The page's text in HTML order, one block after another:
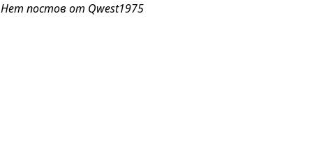
Нет постов от Qwest1975